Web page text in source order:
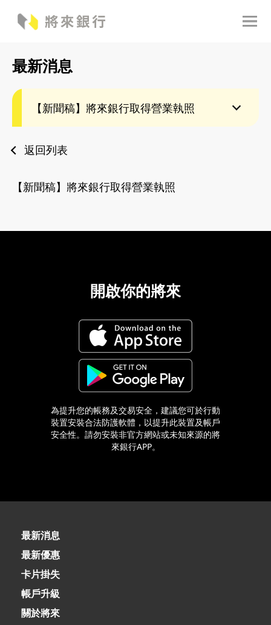
最新消息
【新聞稿】將來銀行取得營業執照
返回列表
【新聞稿】將來銀行取得營業執照
02-8979-6600
開啟你的將來
為提升您的帳務及交易安全，建議您可於行動
裝置安裝合法防護軟體，以提升此裝置及帳戶
安全性。請勿安裝非官方網站或未知來源的將
來銀行APP。
最新消息
最新優惠
卡片掛失
帳戶升級
關於將來